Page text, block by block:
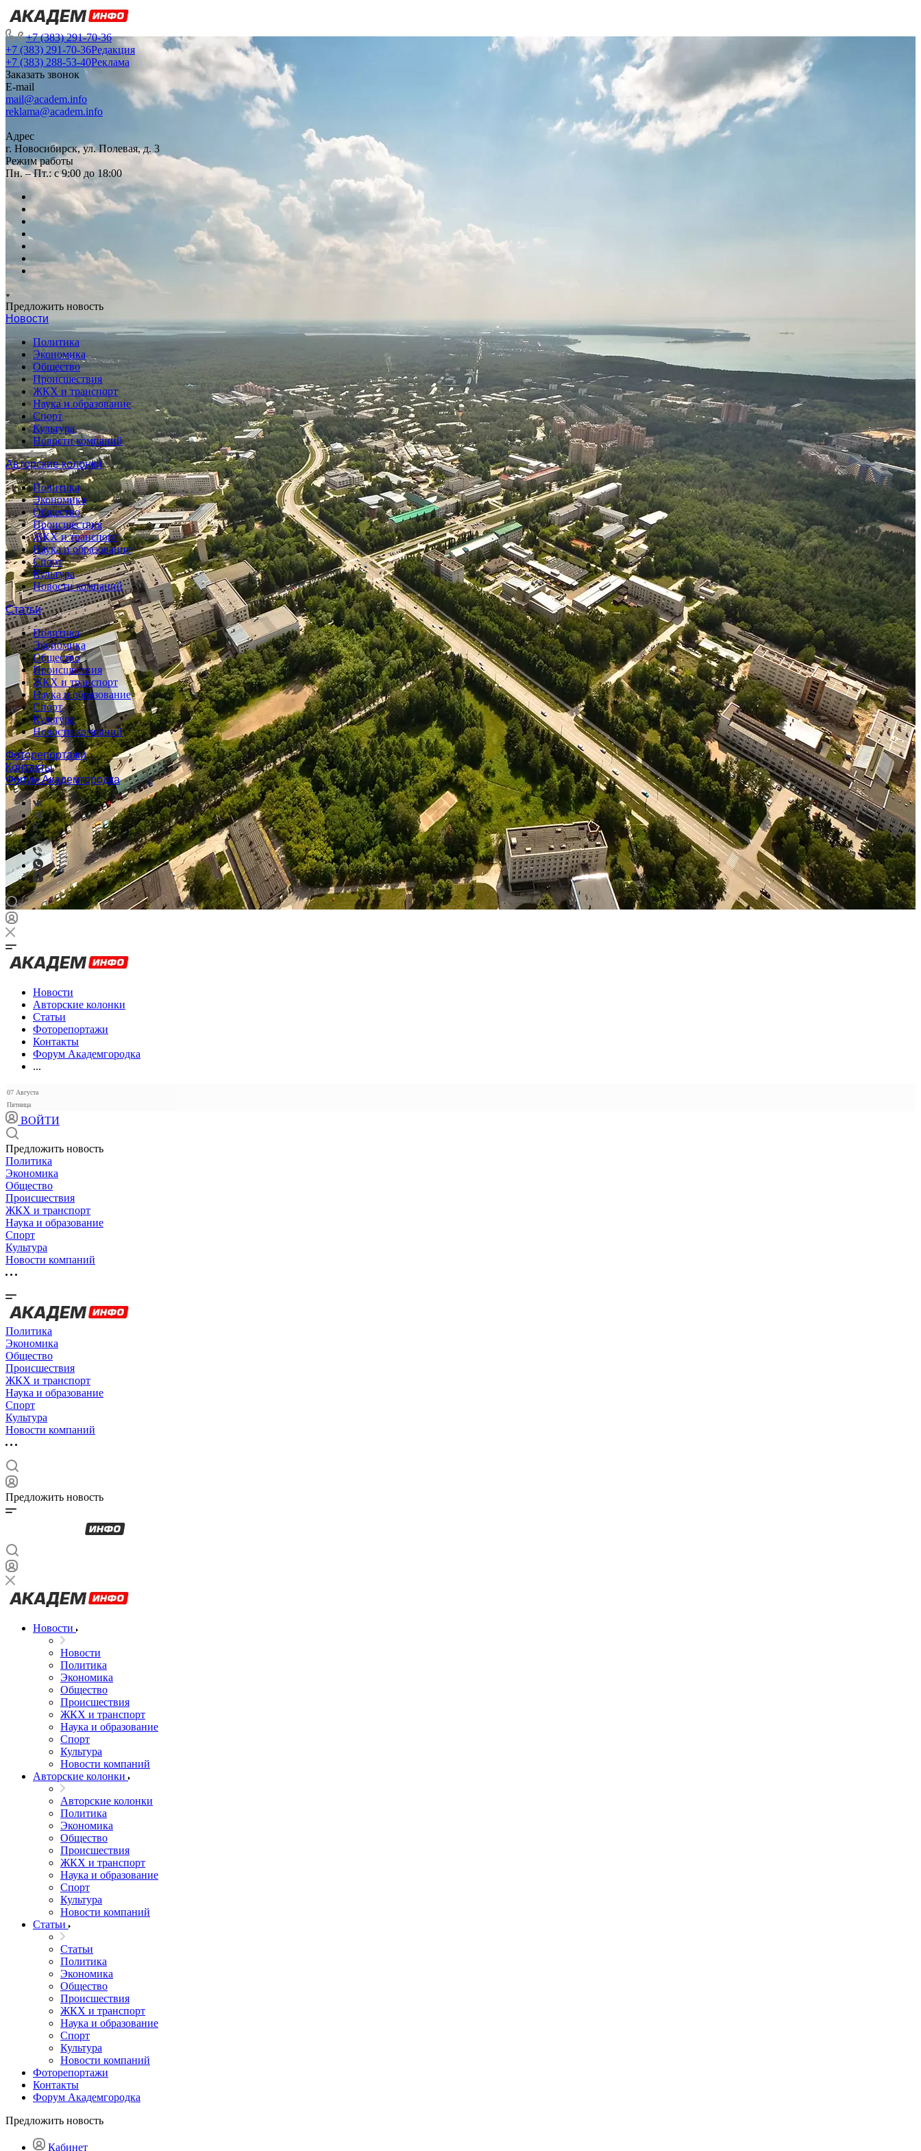
+7 (383) 291-70-36
+7 (383) 291-70-36Редакция
+7 (383) 288-53-40Реклама
Заказать звонок
E-mail
mail@academ.info
reklama@academ.info
Адрес
г. Новосибирск, ул. Полевая, д. 3
Режим работы
Пн. – Пт.: с 9:00 до 18:00
Предложить новость
Новости
Политика
Экономика
Общество
Происшествия
ЖКХ и транспорт
Наука и образование
Спорт
Культура
Новости компаний
Авторские колонки
Политика
Экономика
Общество
Происшествия
ЖКХ и транспорт
Наука и образование
Спорт
Культура
Новости компаний
Статьи
Политика
Экономика
Общество
Происшествия
ЖКХ и транспорт
Наука и образование
Спорт
Культура
Новости компаний
Фоторепортажи
Контакты
Форум Академгородка
Новости
Авторские колонки
Статьи
Фоторепортажи
Контакты
Форум Академгородка
...
07 Августа
Пятница
ВОЙТИ
Предложить новость
Политика
Экономика
Общество
Происшествия
ЖКХ и транспорт
Наука и образование
Спорт
Культура
Новости компаний
Политика
Экономика
Общество
Происшествия
ЖКХ и транспорт
Наука и образование
Спорт
Культура
Новости компаний
Предложить новость
Новости
Новости
Политика
Экономика
Общество
Происшествия
ЖКХ и транспорт
Наука и образование
Спорт
Культура
Новости компаний
Авторские колонки
Авторские колонки
Политика
Экономика
Общество
Происшествия
ЖКХ и транспорт
Наука и образование
Спорт
Культура
Новости компаний
Статьи
Статьи
Политика
Экономика
Общество
Происшествия
ЖКХ и транспорт
Наука и образование
Спорт
Культура
Новости компаний
Фоторепортажи
Контакты
Форум Академгородка
Предложить новость
Кабинет